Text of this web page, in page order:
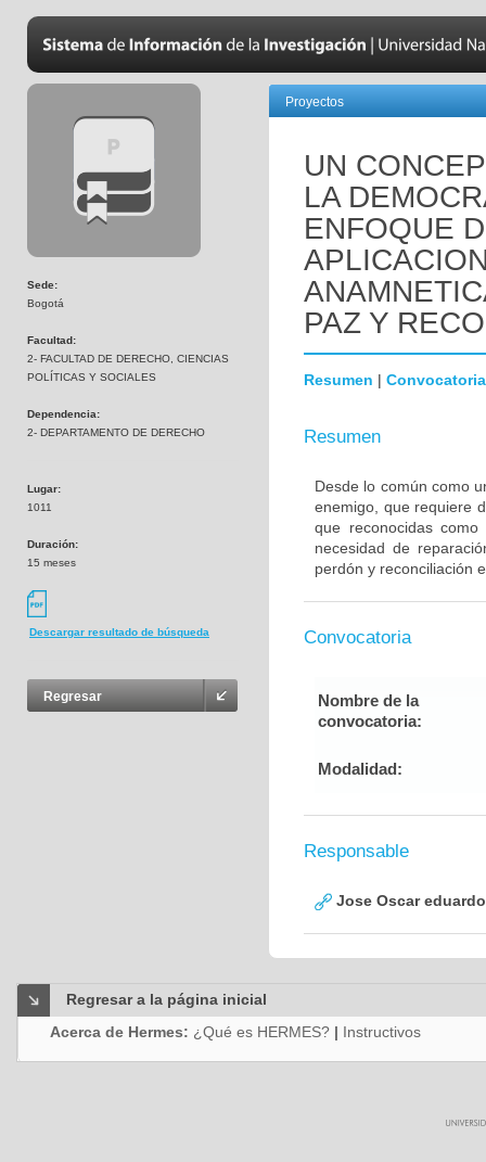
Sede:
Bogotá
Facultad:
2- FACULTAD DE DERECHO, CIENCIAS
POLÍTICAS Y SOCIALES
Dependencia:
2- DEPARTAMENTO DE DERECHO
Lugar:
1011
Duración:
15 meses
Descargar resultado de búsqueda
Regresar
Proyectos
UN
LA
ENFOQUE
PAZ Y
Resumen | Convocatoria
Resumen
Desde lo común como
enemigo, que requiere
que reconocidas
necesidad de
perdón y reconciliación
Convocatoria
Nombre de la
convocatoria:
Modalidad:
Responsable
Jose Oscar
Regresar a la página inicial
Acerca de Hermes: ¿Qué es HERMES? | Instructivos